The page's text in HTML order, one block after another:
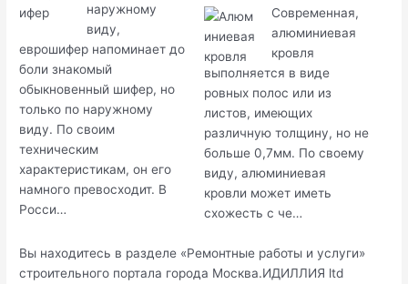
наружному
виду,
еврошифер напоминает до
боли знакомый
обыкновенный шифер, но
только по наружному
виду. По своим
техническим
характеристикам, он его
намного превосходит. В
Росси…
Современная,
алюминиевая
кровля
выполняется в виде
ровных полос или из
листов, имеющих
различную толщину, но не
больше 0,7мм. По своему
виду, алюминиевая
кровли может иметь
схожесть с че…
Вы находитесь в разделе «Ремонтные работы и услуги»
строительного портала города Москва.ИДИЛЛИЯ ltd